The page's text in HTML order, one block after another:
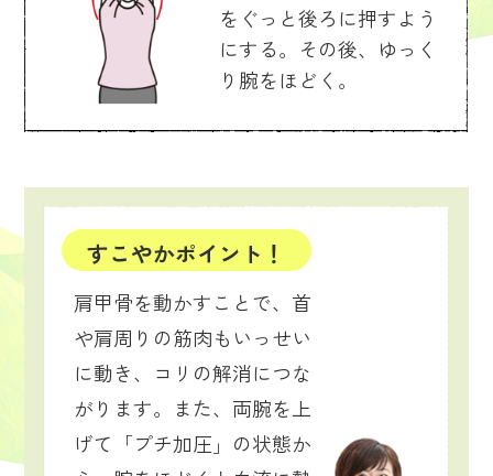
をぐっと後ろに押すよう
にする。その後、ゆっく
り腕をほどく。
すこやかポイント！
肩甲骨を動かすことで、首
や肩周りの筋肉もいっせい
に動き、コリの解消につな
がります。また、両腕を上
げて「プチ加圧」の状態か